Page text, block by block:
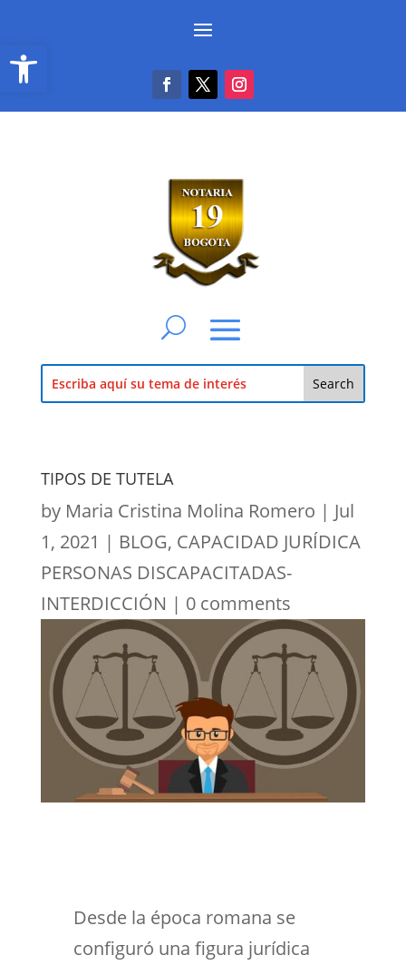
Abrir barra de herramientas
TIPOS DE TUTELA
by Maria Cristina Molina Romero | Jul
1, 2021 | BLOG, CAPACIDAD JURÍDICA
PERSONAS DISCAPACITADAS-
INTERDICCIÓN | 0 comments
Desde la época romana se
configuró una figura jurídica